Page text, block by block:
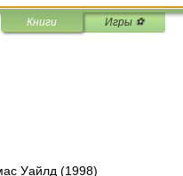
Книги Игры ⚽
Уайлд (1998)